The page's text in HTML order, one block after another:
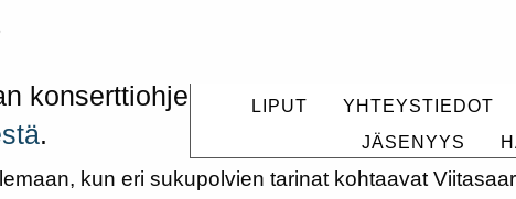
LIPUT YHTEYSTIEDOT
JÄSENYYS
Hankkeet
Hallinto
Historia
konserttiohjelma on julkaistu ja
.
kun eri sukupolvien tarinat kohtaavat